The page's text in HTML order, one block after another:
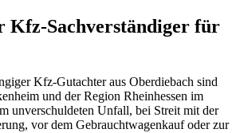
Kfz-Sachverständiger für
Kfz-Gutachter aus Oberdiebach sind
und der Region Rheinhessen im
unverschuldeten Unfall, bei Streit mit der
vor dem Gebrauchtwagenkauf oder zur